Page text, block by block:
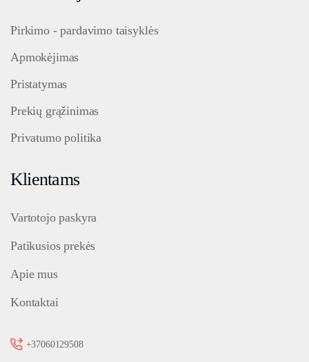
Pirkimo - pardavimo taisyklės
Apmokėjimas
Pristatymas
Prekių grąžinimas
Privatumo politika
Klientams
Vartotojo paskyra
Patikusios prekės
Apie mus
Kontaktai
+37060129508